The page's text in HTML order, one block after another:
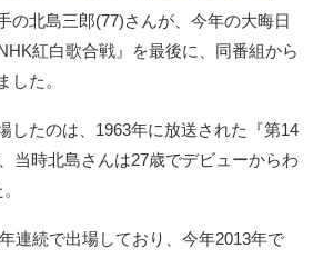
の北島三郎(77)さんが、今年の大晦日
紅白歌合戦』を最後に、同番組から
した。
したのは、1963年に放送された『第14
当時北島さんは27歳でデビューからわ
連続で出場しており、今年2013年で